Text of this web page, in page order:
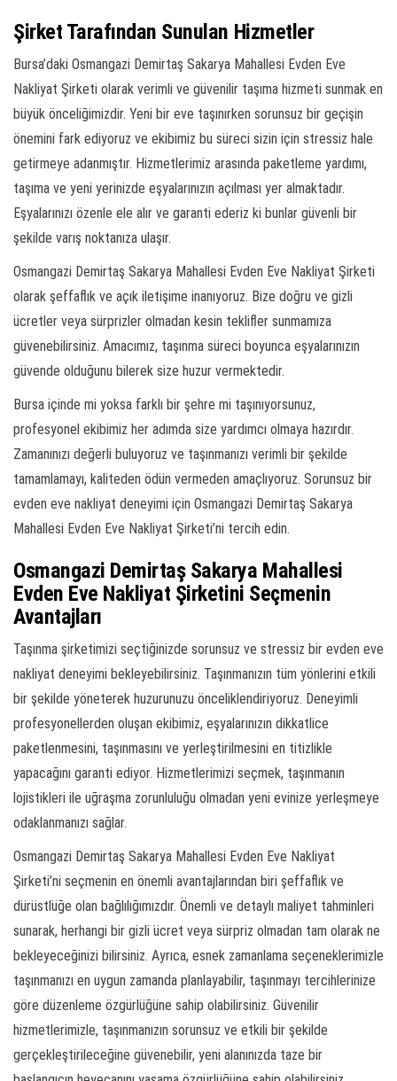
Şirket Tarafından Sunulan Hizmetler
Bursa’daki Osmangazi Demirtaş Sakarya Mahallesi Evden Eve
Nakliyat Şirketi olarak verimli ve güvenilir taşıma hizmeti sunmak en
büyük önceliğimizdir. Yeni bir eve taşınırken sorunsuz bir geçişin
önemini fark ediyoruz ve ekibimiz bu süreci sizin için stressiz hale
getirmeye adanmıştır. Hizmetlerimiz arasında paketleme yardımı,
taşıma ve yeni yerinizde eşyalarınızın açılması yer almaktadır.
Eşyalarınızı özenle ele alır ve garanti ederiz ki bunlar güvenli bir
şekilde varış noktanıza ulaşır.
Osmangazi Demirtaş Sakarya Mahallesi Evden Eve Nakliyat Şirketi
olarak şeffaflık ve açık iletişime inanıyoruz. Bize doğru ve gizli
ücretler veya sürprizler olmadan kesin teklifler sunmamıza
güvenebilirsiniz. Amacımız, taşınma süreci boyunca eşyalarınızın
güvende olduğunu bilerek size huzur vermektedir.
Bursa içinde mi yoksa farklı bir şehre mi taşınıyorsunuz,
profesyonel ekibimiz her adımda size yardımcı olmaya hazırdır.
Zamanınızı değerli buluyoruz ve taşınmanızı verimli bir şekilde
tamamlamayı, kaliteden ödün vermeden amaçlıyoruz. Sorunsuz bir
evden eve nakliyat deneyimi için Osmangazi Demirtaş Sakarya
Mahallesi Evden Eve Nakliyat Şirketi’ni tercih edin.
Osmangazi Demirtaş Sakarya Mahallesi
Evden Eve Nakliyat Şirketini Seçmenin
Avantajları
Taşınma şirketimizi seçtiğinizde sorunsuz ve stressiz bir evden eve
nakliyat deneyimi bekleyebilirsiniz. Taşınmanızın tüm yönlerini etkili
bir şekilde yöneterek huzurunuzu önceliklendiriyoruz. Deneyimli
profesyonellerden oluşan ekibimiz, eşyalarınızın dikkatlice
paketlenmesini, taşınmasını ve yerleştirilmesini en titizlikle
yapacağını garanti ediyor. Hizmetlerimizi seçmek, taşınmanın
lojistikleri ile uğraşma zorunluluğu olmadan yeni evinize yerleşmeye
odaklanmanızı sağlar.
Osmangazi Demirtaş Sakarya Mahallesi Evden Eve Nakliyat
Şirketi’ni seçmenin en önemli avantajlarından biri şeffaflık ve
dürüstlüğe olan bağlılığımızdır. Önemli ve detaylı maliyet tahminleri
sunarak, herhangi bir gizli ücret veya sürpriz olmadan tam olarak ne
bekleyeceğinizi bilirsiniz. Ayrıca, esnek zamanlama seçeneklerimizle
taşınmanızı en uygun zamanda planlayabilir, taşınmayı tercihlerinize
göre düzenleme özgürlüğüne sahip olabilirsiniz. Güvenilir
hizmetlerimizle, taşınmanızın sorunsuz ve etkili bir şekilde
gerçekleştirileceğine güvenebilir, yeni alanınızda taze bir